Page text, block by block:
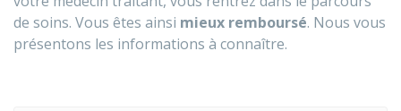
de soins. Vous êtes ainsi mieux remboursé. Nous vous
présentons les informations à connaître.